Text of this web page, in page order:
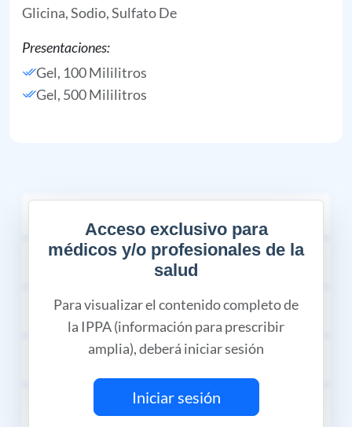
Glicina,Sodio, Sulfato De
Presentaciones:
Gel, 100 Mililitros
Gel, 500 Mililitros
Acceso exclusivo para
médicos y/o profesionales de la
salud
Para visualizar el contenido completo de
la IPPA (información para prescribir
amplia), deberá iniciar sesión
Iniciar sesión
PRECAUCIONES Y ADVERTENCIAS
DOSIS Y VÍA DE ADMINISTRACIÓN
DESCRIPCIÓN
PRESENTACIÓN